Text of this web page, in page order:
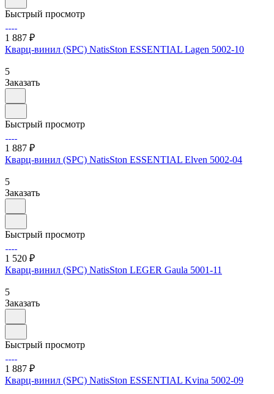
Быстрый просмотр
1 887 ₽
Кварц-винил (SPC) NatisSton ESSENTIAL Lagen 5002-10
5
Заказать
Быстрый просмотр
1 887 ₽
Кварц-винил (SPC) NatisSton ESSENTIAL Elven 5002-04
5
Заказать
Быстрый просмотр
1 520 ₽
Кварц-винил (SPC) NatisSton LEGER Gaula 5001-11
5
Заказать
Быстрый просмотр
1 887 ₽
Кварц-винил (SPC) NatisSton ESSENTIAL Kvina 5002-09